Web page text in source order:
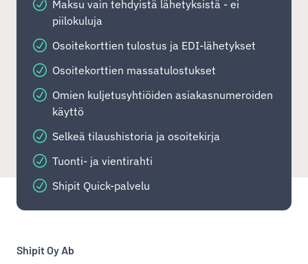
Maksu vain tehdyistä lähetyksistä - ei
piilokuluja
Osoitekorttien tulostus ja EDI-lähetykset
Osoitekorttien massatulostukset
Omien kuljetusyhtiöiden asiakasnumeroiden
käyttö
Selkeä tilaushistoria ja osoitekirja
Tuonti- ja vientirahti
Shipit Quick-palvelu
Shipit Oy Ab